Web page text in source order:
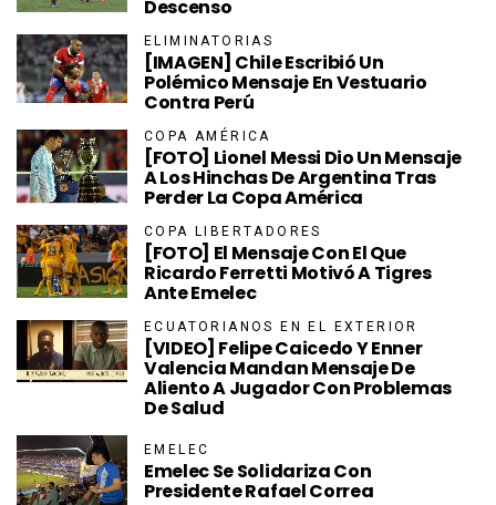
Descenso
ELIMINATORIAS
[IMAGEN] Chile Escribió Un
Polémico Mensaje En Vestuario
Contra Perú
COPA AMÉRICA
[FOTO] Lionel Messi Dio Un Mensaje
A Los Hinchas De Argentina Tras
Perder La Copa América
COPA LIBERTADORES
[FOTO] El Mensaje Con El Que
Ricardo Ferretti Motivó A Tigres
Ante Emelec
ECUATORIANOS EN EL EXTERIOR
[VIDEO] Felipe Caicedo Y Enner
Valencia Mandan Mensaje De
Aliento A Jugador Con Problemas
De Salud
EMELEC
Emelec Se Solidariza Con
Presidente Rafael Correa